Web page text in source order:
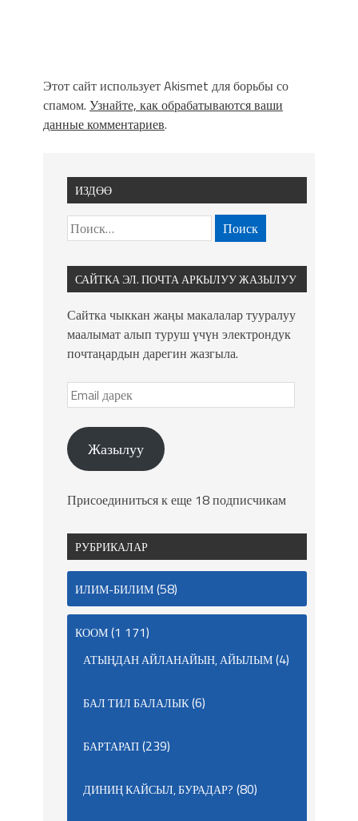
Этот сайт использует Akismet для борьбы со
спамом. Узнайте, как обрабатываются ваши
данные комментариев.
ИЗДӨӨ
САЙТКА ЭЛ. ПОЧТА АРКЫЛУУ ЖАЗЫЛУУ
Сайтка чыккан жаңы макалалар тууралуу
маалымат алып туруш үчүн электрондук
почтаңардын дарегин жазгыла.
Жазылуу
Присоединиться к еще 18 подписчикам
РУБРИКАЛАР
ИЛИМ-БИЛИМ(58)
КООМ(1 171)
АТЫҢДАН АЙЛАНАЙЫН, АЙЫЛЫМ(4)
БАЛ ТИЛ БАЛАЛЫК(6)
БАРТАРАП(239)
ДИНИҢ КАЙСЫЛ, БУРАДАР? (80)